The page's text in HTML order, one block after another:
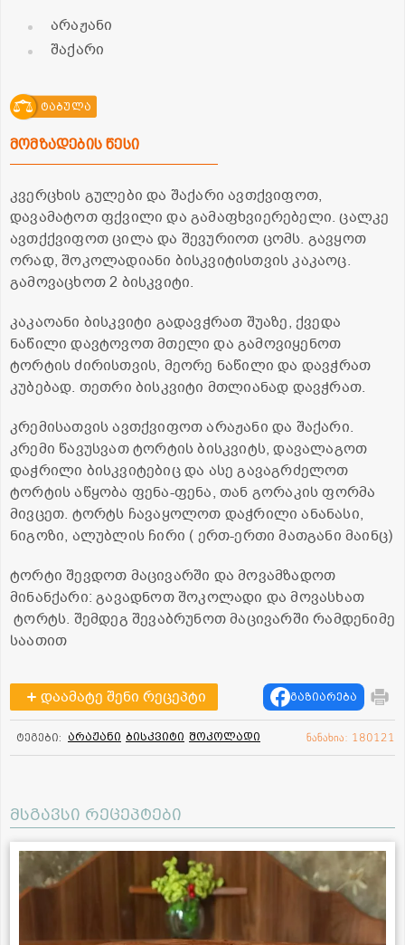
არაჟანი
შაქარი
ტაბულა
მომზადების წესი
კვერცხის გულები და შაქარი ავთქვიფოთ,
დავამატოთ ფქვილი და გამაფხვიერებელი. ცალკე
ავთქქვიფოთ ცილა და შევურიოთ ცომს. გავყოთ
ორად, შოკოლადიანი ბისკვიტისთვის კაკაოც.
გამოვაცხოთ 2 ბისკვიტი.
კაკაოანი ბისკვიტი გადავჭრათ შუაზე, ქვედა
ნაწილი დავტოვოთ მთელი და გამოვიყენოთ
ტორტის ძირისთვის, მეორე ნაწილი და დავჭრათ
კუბებად. თეთრი ბისკვიტი მთლიანად დავჭრათ.
კრემისათვის ავთქვიფოთ არაჟანი და შაქარი.
კრემი წავუსვათ ტორტის ბისკვიტს, დავალაგოთ
დაჭრილი ბისკვიტებიც და ასე გავაგრძელოთ
ტორტის აწყობა ფენა-ფენა, თან გორაკის ფორმა
მივცეთ. ტორტს ჩავაყოლოთ დაჭრილი ანანასი,
ნიგოზი, ალუბლის ჩირი ( ერთ-ერთი მათგანი მაინც)
ტორტი შევდოთ მაცივარში და მოვამზადოთ
მინანქარი: გავადნოთ შოკოლადი და მოვასხათ
ტორტს. შემდეგ შევაბრუნოთ მაცივარში რამდენიმე
საათით
დაამატე შენი რეცეპტი გაზიარება
ტეგები: არაჟანი ბისკვიტი შოკოლადი ნანახია: 180121
მსგავსი რეცეპტები